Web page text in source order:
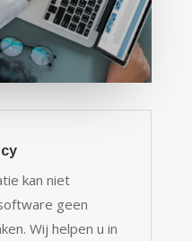
kan niet
geen
Wij helpen u in